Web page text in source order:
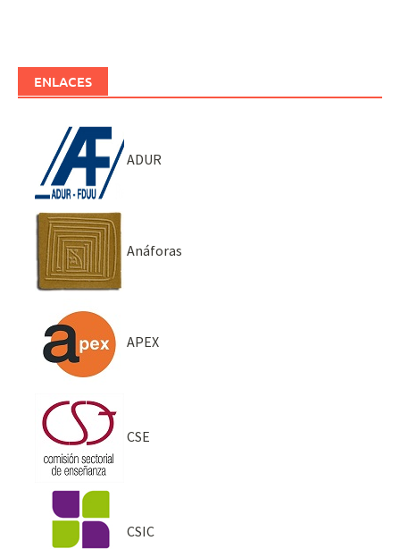
ENLACES
ADUR
Anáforas
APEX
CSE
CSIC